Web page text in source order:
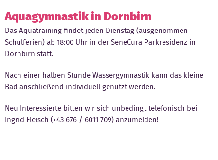
Angebot
Wissenswertes
Der Verein
Mitglied werden
Aquagymnastik in Dornbirn
Das Aquatraining findet jeden Dienstag (ausgenommen
Schulferien) ab 18:00 Uhr in der SeneCura Parkresidenz in
Dornbirn statt.
Nach einer halben Stunde Wassergymnastik kann das kleine
Bad anschließend individuell genutzt werden.
Neu Interessierte bitten wir sich unbedingt telefonisch bei
Ingrid Fleisch (+43 676 / 6011 709) anzumelden!